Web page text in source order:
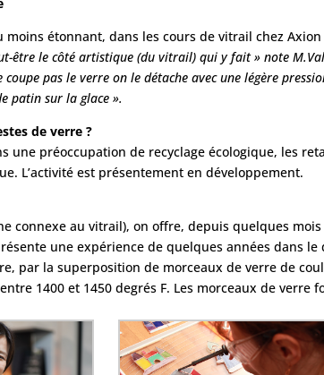
moins étonnant, dans les cours de vitrail chez
être le côté artistique (du vitrail) qui y fait » note
coupe pas le verre on le détache avec une légère
patin sur la glace ».
de verre ?
une préoccupation de recyclage écologique, les
L’activité est présentement en développement.
connexe au vitrail), on offre, depuis quelques
une expérience de quelques années dans
par la superposition de morceaux de verre de
1400 et 1450 degrés F. Les morceaux de verre